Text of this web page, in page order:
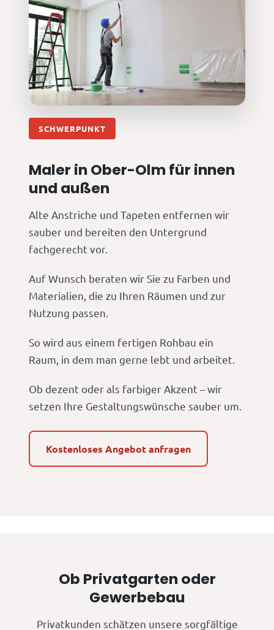
SCHWERPUNKT
Maler in Ober-Olm für innen
und außen
Alte Anstriche und Tapeten entfernen wir
sauber und bereiten den Untergrund
fachgerecht vor.
Auf Wunsch beraten wir Sie zu Farben und
Materialien, die zu Ihren Räumen und zur
Nutzung passen.
So wird aus einem fertigen Rohbau ein
Raum, in dem man gerne lebt und arbeitet.
Ob dezent oder als farbiger Akzent – wir
setzen Ihre Gestaltungswünsche sauber um.
Kostenloses Angebot anfragen
Ob Privatgarten oder
Gewerbebau
Privatkunden schätzen unsere sorgfältige